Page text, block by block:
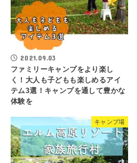
2021.09.03
ファミリーキャンプをより楽し
く！大人も子どもも楽しめるアイ
テム3選！キャンプを通して豊かな
体験を
キャンプ場